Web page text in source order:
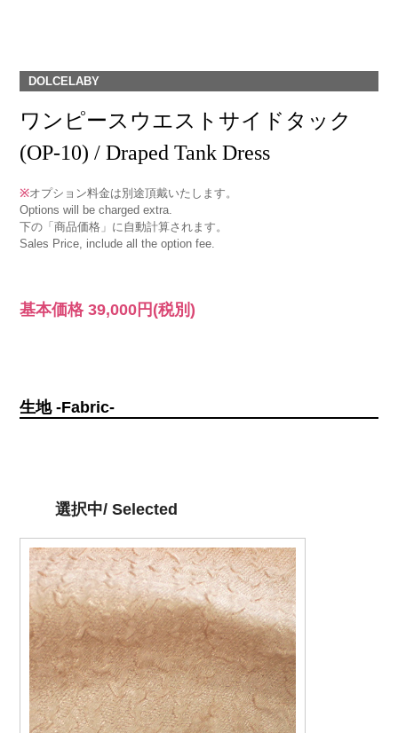
DOLCELABY
ワンピースウエストサイドタック
(OP-10) / Draped Tank Dress
※オプション料金は別途頂戴いたします。
Options will be charged extra.
下の「商品価格」に自動計算されます。
Sales Price, include all the option fee.
基本価格39,000円 (税別)
生地 -Fabric-
選択中/ Selected